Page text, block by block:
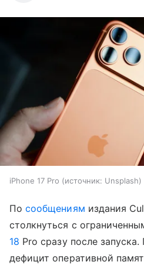
iPhone 17 Pro источник: Unsplash
Посообщениям издания
столкнуться с
18 Pro сразу после
дефицит оперативной